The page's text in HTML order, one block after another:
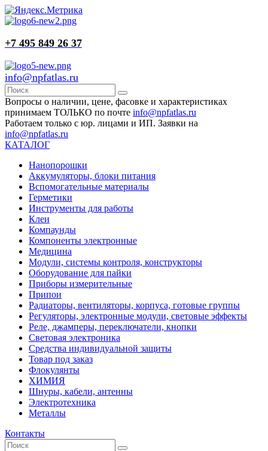
+7 495 849 26 37
info@npfatlas.ru
Вопросы о наличии, цене, фасовке и характеристиках
принимаем ТОЛЬКО по почте info@npfatlas.ru
Работаем только с юр. лицами и ИП. Заявки на
info@npfatlas.ru
КАТАЛОГ
Нанопорошки
Аккумуляторы, блоки питания
Вспомогательные материалы
Герметики
Инструменты для работы
Клеи
Компаунды
Компоненты электронные
Медицина
Модули, системы контроля, конструкторы
Оборудование для пайки
Приборы измерительные
Припои
Радиаторы, вентиляторы, корпуса, готовые группы
Регуляторы, электронные модули, световые эффекты
Реле, джамперы, переключатели, кнопки
Световая электроника
Средства индивидуальной защиты
Товар под заказ
Флокулянты
ХИМИЯ
Шнуры, кабели, антенны
Электротехника
Металлы
Контакты